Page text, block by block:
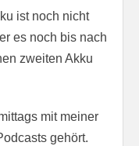
ist noch nicht
es noch bis nach
zweiten Akku
mit meiner
gehört.